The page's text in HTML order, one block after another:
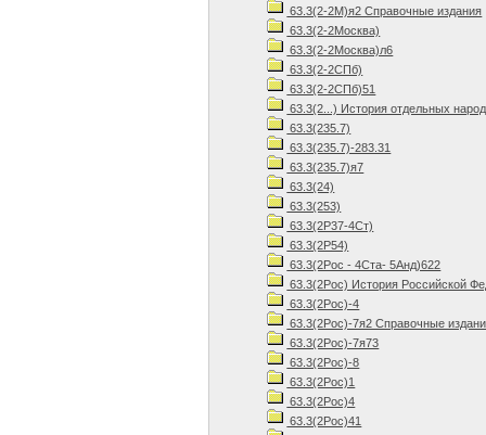
63.3(2-2М)я2 Справочные издания
63.3(2-2Москва)
63.3(2-2Москва)л6
63.3(2-2СПб)
63.3(2-2СПб)51
63.3(2...) История отдельных
63.3(235.7)
63.3(235.7)-283.31
63.3(235.7)я7
63.3(24)
63.3(253)
63.3(2Р37-4Ст)
63.3(2Р54)
63.3(2Рос - 4Ста- 5Анд)622
63.3(2Рос) История Российской
63.3(2Рос)-4
63.3(2Рос)-7я2 Справочные
63.3(2Рос)-7я73
63.3(2Рос)-8
63.3(2Рос)1
63.3(2Рос)4
63.3(2Рос)41